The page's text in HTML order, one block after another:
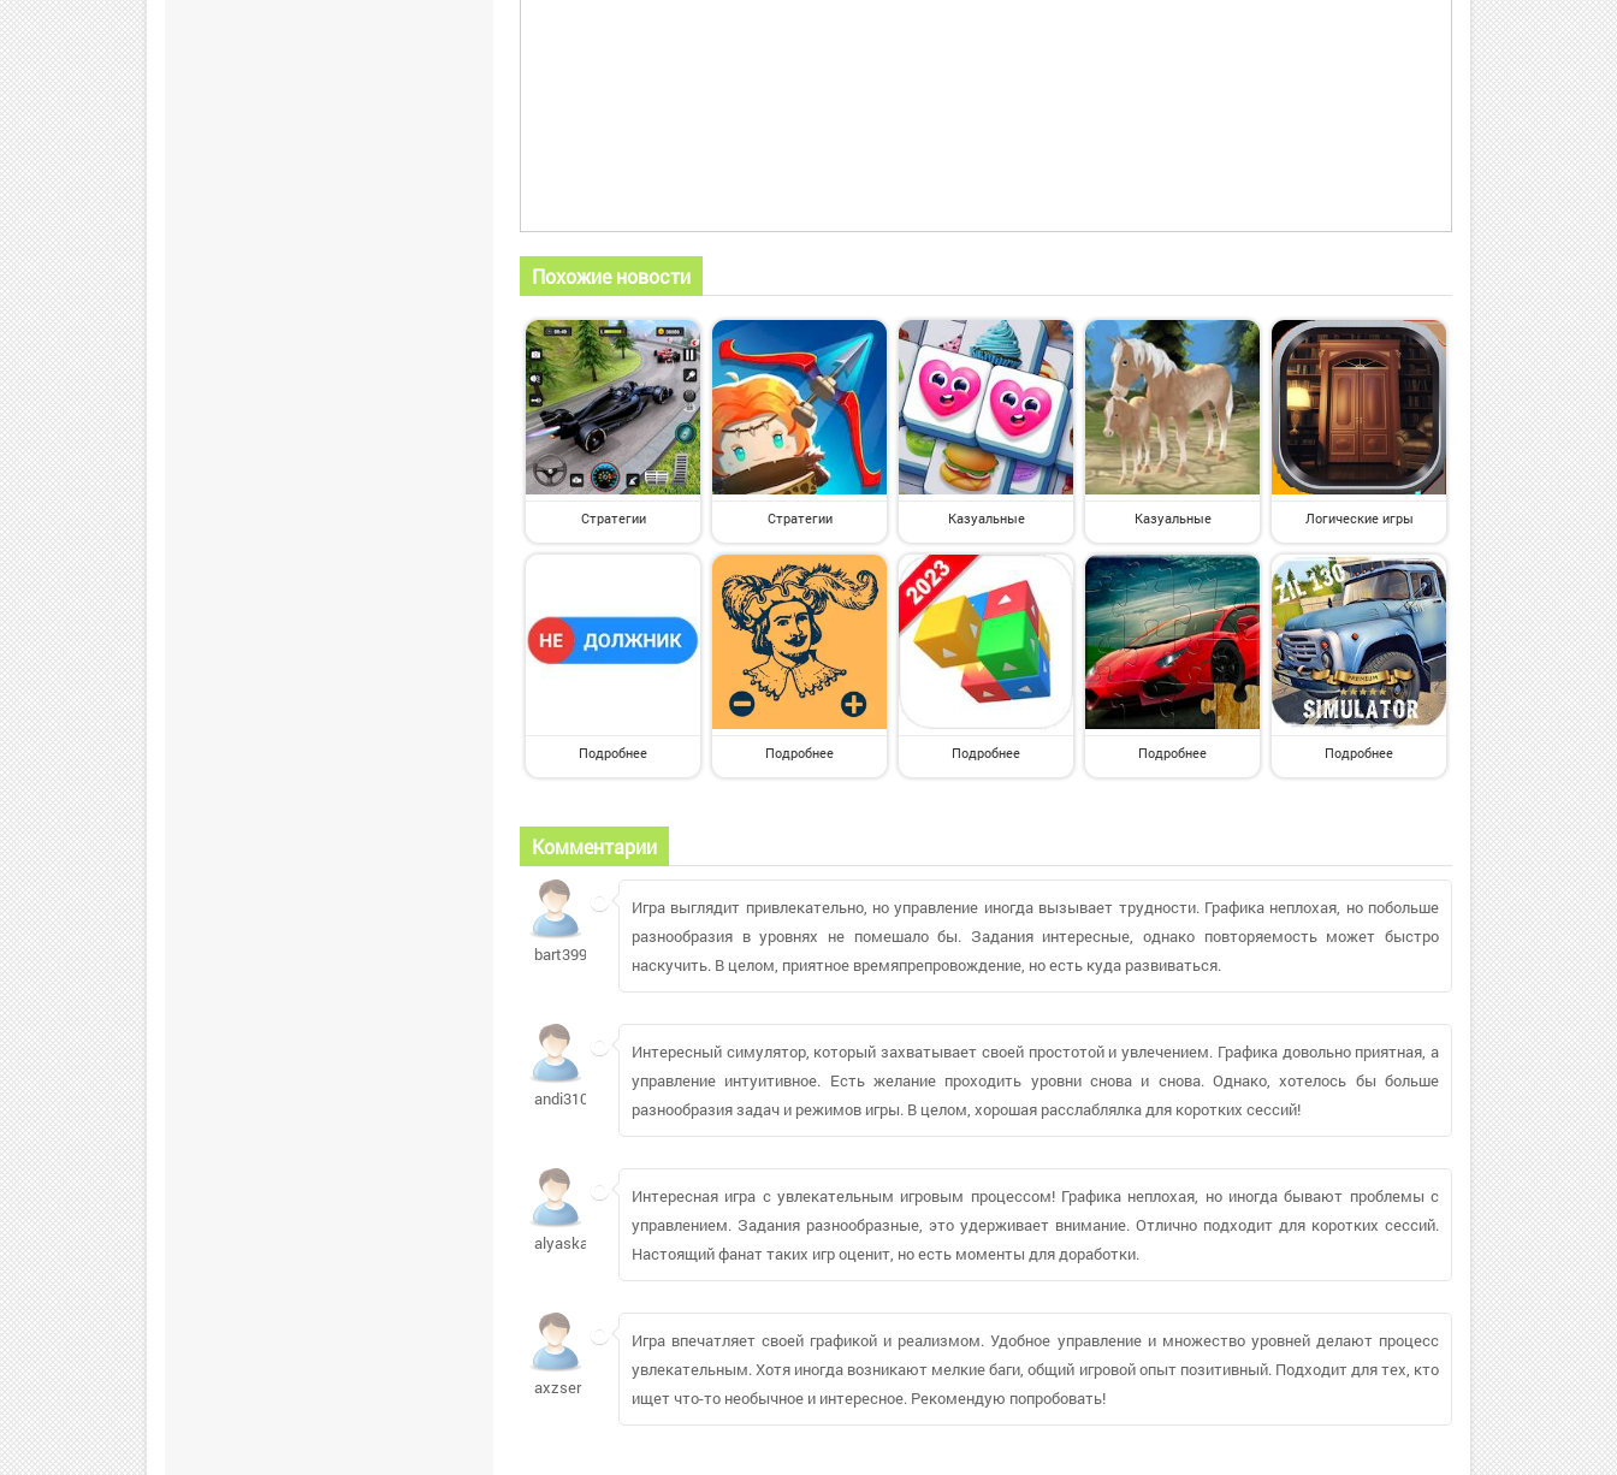
Похожие новости
Стратегии Стратегии Казуальные Казуальные Логические игры
Подробнее Подробнее Подробнее Подробнее Подробнее
Комментарии
bart39908
Игра выглядит привлекательно, но управление иногда вызывает трудности. Графика неплохая, но побольше
разнообразия в уровнях не помешало бы. Задания интересные, однако повторяемость может быстро
наскучить. В целом, приятное времяпрепровождение, но есть куда развиваться.
andi3101
Интересный симулятор, который захватывает своей простотой и увлечением. Графика довольно приятная, а
управление интуитивное. Есть желание проходить уровни снова и снова. Однако, хотелось бы больше
разнообразия задач и режимов игры. В целом, хорошая расслаблялка для коротких сессий!
alyaska1292
Интересная игра с увлекательным игровым процессом! Графика неплохая, но иногда бывают проблемы с
управлением. Задания разнообразные, это удерживает внимание. Отлично подходит для коротких сессий.
Настоящий фанат таких игр оценит, но есть моменты для доработки.
axzser
Игра впечатляет своей графикой и реализмом. Удобное управление и множество уровней делают процесс
увлекательным. Хотя иногда возникают мелкие баги, общий игровой опыт позитивный. Подходит для тех, кто
ищет что-то необычное и интересное. Рекомендую попробовать!